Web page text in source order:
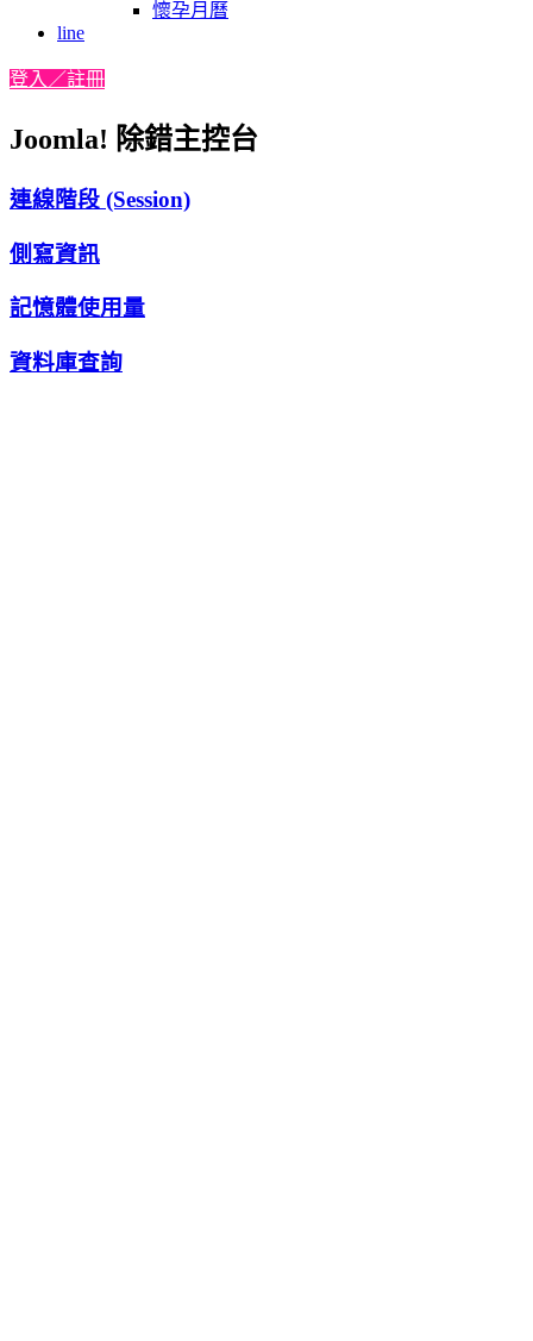
懷孕月曆
line
登入／註冊
Joomla! 除錯主控台
連線階段 (Session)
側寫資訊
記憶體使用量
資料庫查詢